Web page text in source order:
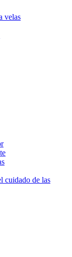
velas
cuidado de las